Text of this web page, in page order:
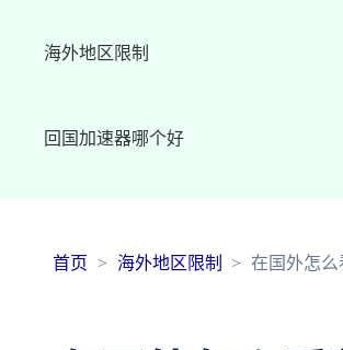
海外地区限制
回国加速器哪个好
首页 海外地区限制 在国外怎么